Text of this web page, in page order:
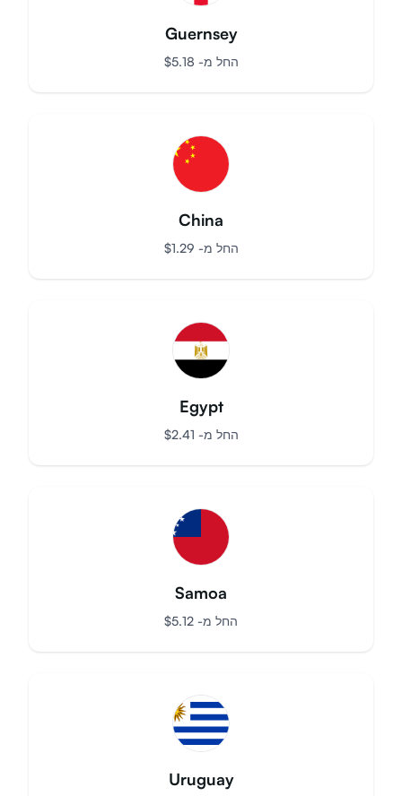
החל מ-$
5.18
החל מ-$
1.29
החל מ-$
2.41
החל מ- $